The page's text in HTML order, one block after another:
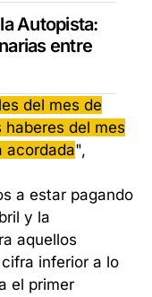
Autopista:
entre
del mes de
del mes
acordada",
a estar pagando
y la
aquellos
inferior a lo
el primer